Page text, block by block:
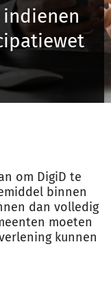
om DigiD te
binnen
dan volledig
moeten
kunnen